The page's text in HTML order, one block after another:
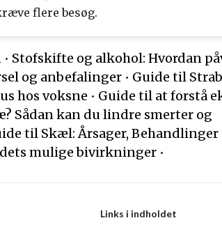
flere besøg.
• Stofskifte og alkohol: Hvordan
og anbefalinger • Guide til
hos voksne • Guide til at forstå
Sådan kan du lindre smerter og
til Skæl: Årsager, Behandlinger
dets mulige bivirkninger •
Links i indholdet